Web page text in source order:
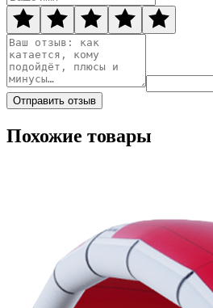
Отправить отзыв
Похожие товары